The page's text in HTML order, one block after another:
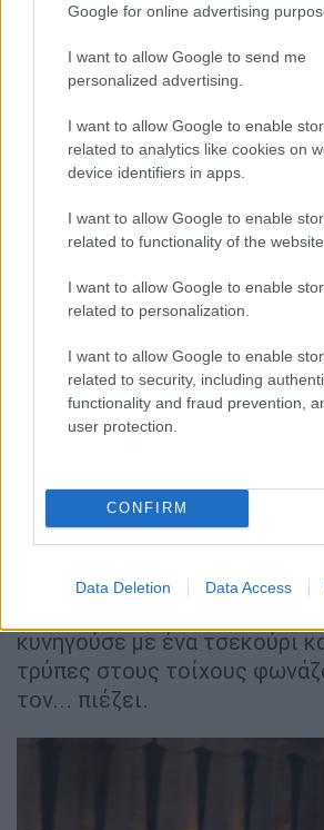
Google for online advertising
I want to allow Google to send me
personalized advertising.
I want to allow Google to enable
related to analytics like cookies on
device identifiers in apps.
I want to allow Google to enable
related to functionality of the
I want to allow Google to enable
related to personalization.
I want to allow Google to enable
related to security, including
functionality and fraud prevention,
user protection.
CONFIRM
Data Deletion Data Access
Μέριλιν Μάνσον
Πολλές από τις γυναίκες που
Ανάμεσά τους η ηθοποιός
Thrones,Esme Bianco, η
εφιάλτη δύο ετών.
την έκοβε, της έκανε
μαστίγωνε χωρίς την
Η Μπιάνκα επίσης θυμάται
κυνηγούσε με ένα τσεκούρι
τρύπες στους τοίχους
τον... πιέζει.